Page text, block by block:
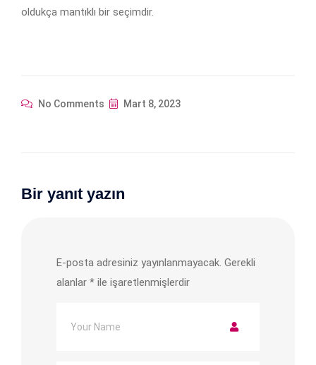
oldukça mantıklı bir seçimdir.
No Comments Mart 8, 2023
Bir yanıt yazın
E-posta adresiniz yayınlanmayacak. Gerekli
alanlar * ile işaretlenmişlerdir